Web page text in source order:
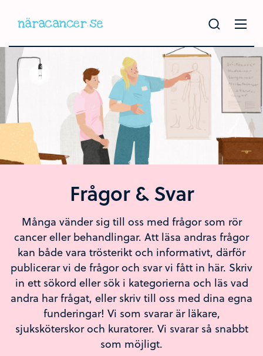
Frågor & Svar
Många vänder sig till oss med frågor som rör
cancer eller behandlingar. Att läsa andras frågor
kan både vara trösterikt och informativt, därför
publicerar vi de frågor och svar vi fått in här. Skriv
in ett sökord eller sök i kategorierna och läs vad
andra har frågat, eller skriv till oss med dina egna
funderingar! Vi som svarar är läkare,
sjuksköterskor och kuratorer. Vi svarar så snabbt
som möjligt.